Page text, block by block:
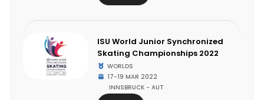
ISU World Junior Synchronized
Skating Championships 2022
WORLDS
17-19 MAR 2022
INNSBRUCK - AUT